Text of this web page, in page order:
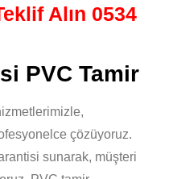
Alın 0534
PVC Tamir
çözüyoruz.
sunarak, müşteri